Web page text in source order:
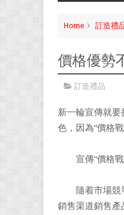
Home 訂造禮
價格優勢
訂造禮品
新一輪宣傳就
色，因為“價格
宣傳“價格戰
隨着市場競爭
銷售渠道銷售